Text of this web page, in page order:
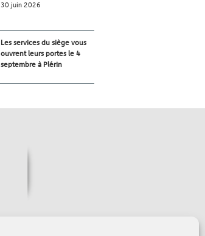
30 juin 2026
Les services du siège vous
ouvrent leurs portes le 4
septembre à Plérin